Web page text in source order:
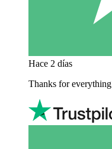
Hace 2 días
Thanks for everything